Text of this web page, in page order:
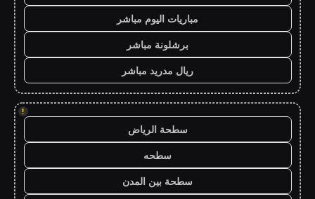
مباريات اليوم مباشر
برشلونة مباشر
ريال مدريد مباشر
!
سطحة الرياض
سطحه
سطحة بين المدن